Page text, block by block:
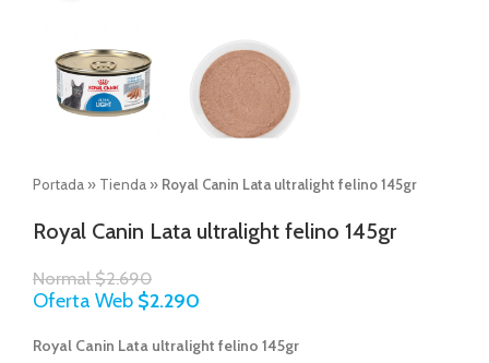
Portada » Tienda » Royal Canin Lata ultralight felino 145gr
Royal Canin Lata ultralight felino 145gr
Normal$2.690
Oferta Web $2.290
Royal Canin Lata ultralight felino 145gr